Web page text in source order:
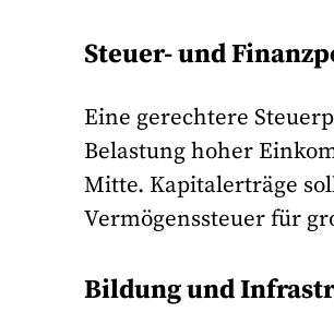
Steuer- und
Eine gerechtere
Belastung hoher
Mitte. Kapitalerträge
Vermögenssteuer für
Bildung und